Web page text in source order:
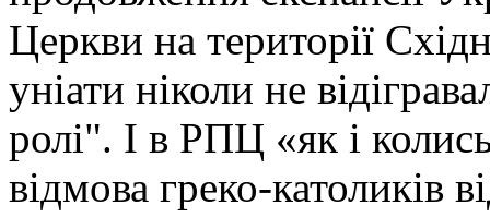
Церкви на території
уніати ніколи не
ролі". І в РПЦ «як і
відмова греко-католиків